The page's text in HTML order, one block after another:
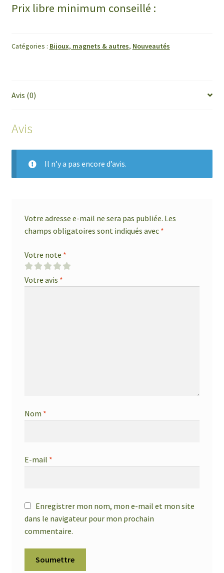
Prix libre minimum conseillé :
Catégories : Bijoux, magnets & autres, Nouveautés
Avis (0)
Avis
Il n’y a pas encore d’avis.
Votre adresse e-mail ne sera pas publiée. Les
champs obligatoires sont indiqués avec *
Votre note *
Votre avis *
Nom *
E-mail *
Enregistrer mon nom, mon e-mail et mon site
dans le navigateur pour mon prochain
commentaire.